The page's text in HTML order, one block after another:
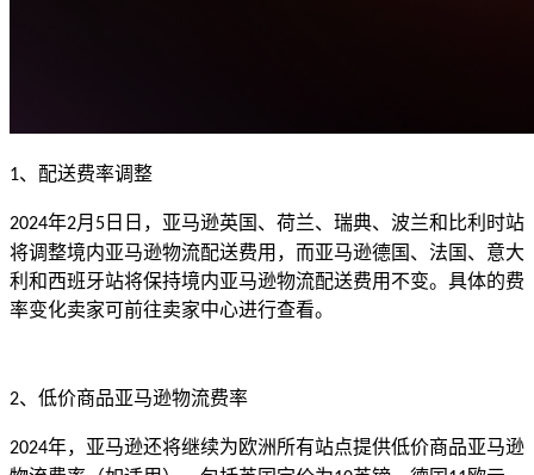
1、配送费率调整
2024年2月 5 日日，亚马逊英国、荷兰、瑞典、波兰和比利时站
将调整境内亚马逊物流配送费用，而亚马逊德国、法国、意大
利和西班牙站将保持境内亚马逊物流配送费用不变。具体的费
率变化卖家可前往卖家中心进行查看。
2、低价商品亚马逊物流费率
2024年，亚马逊还将继续为欧洲所有站点提供低价商品亚马逊